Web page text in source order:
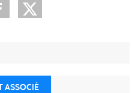
ASSOCIÉ